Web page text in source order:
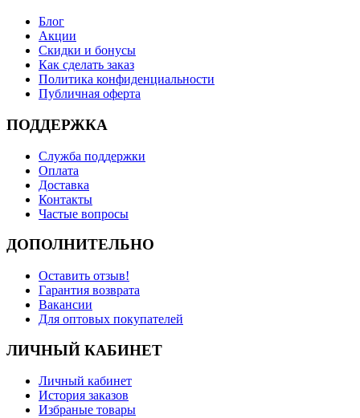
Блог
Акции
Скидки и бонусы
Как сделать заказ
Политика конфиденциальности
Публичная оферта
ПОДДЕРЖКА
Служба поддержки
Оплата
Доставка
Контакты
Частые вопросы
ДОПОЛНИТЕЛЬНО
Оставить отзыв!
Гарантия возврата
Вакансии
Для оптовых покупателей
ЛИЧНЫЙ КАБИНЕТ
Личный кабинет
История заказов
Избраные товары